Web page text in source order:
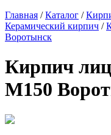
Главная /Каталог /
Керамический кирпич /
Воротынск
Кирпич
М150